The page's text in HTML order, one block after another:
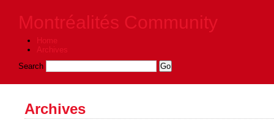
Montréalités Community
Home
Archives
Search
Archives